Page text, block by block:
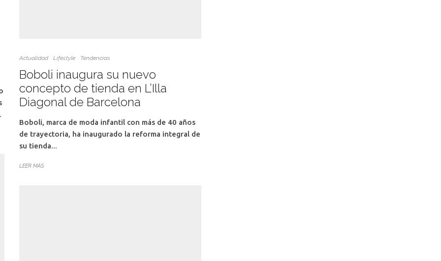
Actualidad Lifestyle Tendencias
Boboli inaugura su nuevo
concepto de tienda en L’Illa
Diagonal de Barcelona
Boboli, marca de moda infantil con más de 40 años
de trayectoria, ha inaugurado la reforma integral de
su tienda...
LEER MÁS